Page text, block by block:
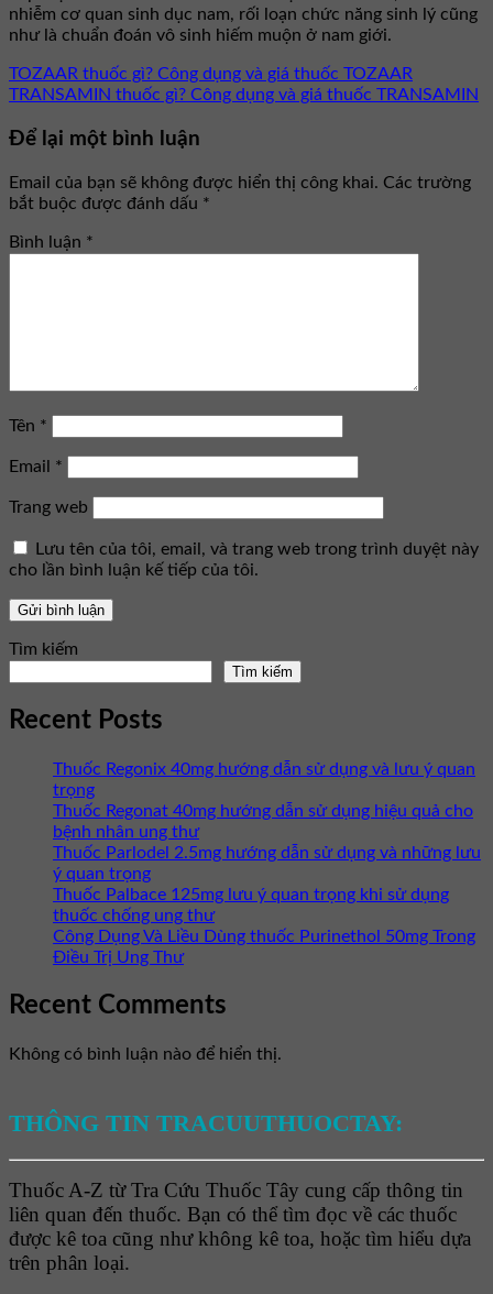
nhiễm cơ quan sinh dục nam, rối loạn chức năng sinh lý cũng
như là chuẩn đoán vô sinh hiếm muộn ở nam giới.
TOZAAR thuốc gì? Công dụng và giá thuốc TOZAAR
TRANSAMIN thuốc gì? Công dụng và giá thuốc TRANSAMIN
Để lại một bình luận
Email của bạn sẽ không được hiển thị công khai. Các trường
bắt buộc được đánh dấu *
Bình luận *
Tên *
Email *
Trang web
Lưu tên của tôi, email, và trang web trong trình duyệt này
cho lần bình luận kế tiếp của tôi.
Tìm kiếm
Tìm kiếm
Recent Posts
Thuốc Regonix 40mg hướng dẫn sử dụng và lưu ý quan
trọng
Thuốc Regonat 40mg hướng dẫn sử dụng hiệu quả cho
bệnh nhân ung thư
Thuốc Parlodel 2.5mg hướng dẫn sử dụng và những lưu
ý quan trọng
Thuốc Palbace 125mg lưu ý quan trọng khi sử dụng
thuốc chống ung thư
Công Dụng Và Liều Dùng thuốc Purinethol 50mg Trong
Điều Trị Ung Thư
Recent Comments
Không có bình luận nào để hiển thị.
THÔNG TIN TRACUUTHUOCTAY:
Thuốc A-Z từ Tra Cứu Thuốc Tây cung cấp thông tin
liên quan đến thuốc. Bạn có thể tìm đọc về các thuốc
được kê toa cũng như không kê toa, hoặc tìm hiểu dựa
trên phân loại.